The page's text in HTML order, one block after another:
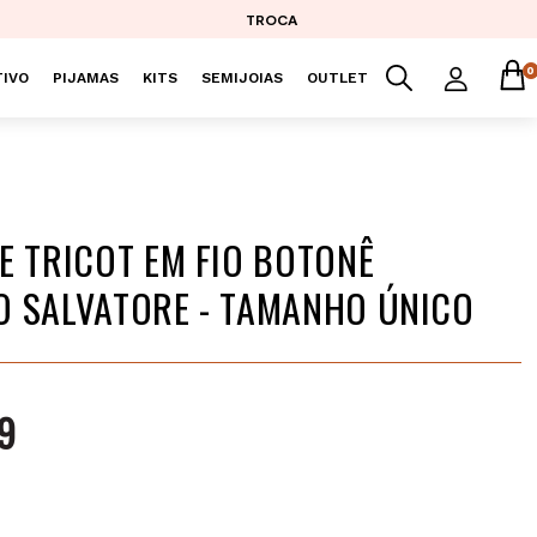
TROCA
PIJAMAS KITS SEMIJOIAS OUTLET 0
TRICOT EM FIO BOTONÊ
SALVATORE - TAMANHO ÚNICO